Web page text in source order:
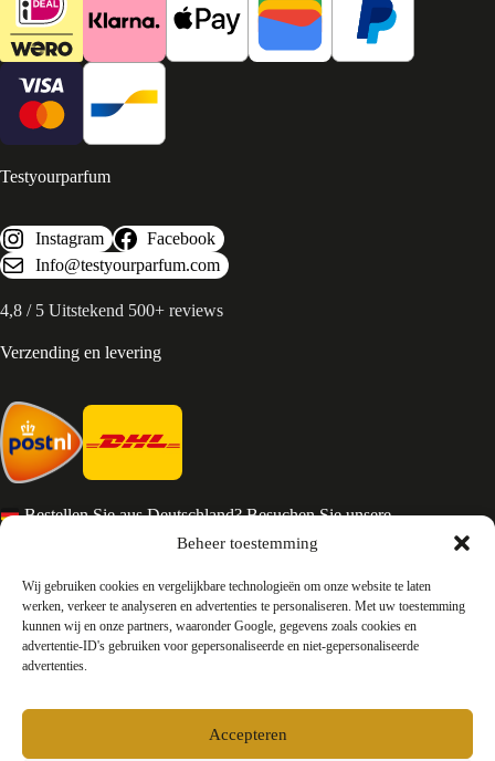
Beheer toestemming
Wij gebruiken cookies en vergelijkbare technologieën om onze website te laten
werken, verkeer te analyseren en advertenties te personaliseren. Met uw toestemming
kunnen wij en onze partners, waaronder Google, gegevens zoals cookies en
advertentie-ID's gebruiken voor gepersonaliseerde en niet-gepersonaliseerde
advertenties.
Accepteren
Testyourparfum
Instagram
Facebook
Info@testyourparfum.com
4,8 / 5 Uitstekend 500+ reviews
Verzending en levering
Bestellen Sie aus Deutschland? Besuchen Sie unsere
Services en Contact
Algemene voorwaarden
Retourneren
Privacy
Contact